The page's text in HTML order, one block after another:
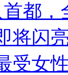
都
将闪
受女